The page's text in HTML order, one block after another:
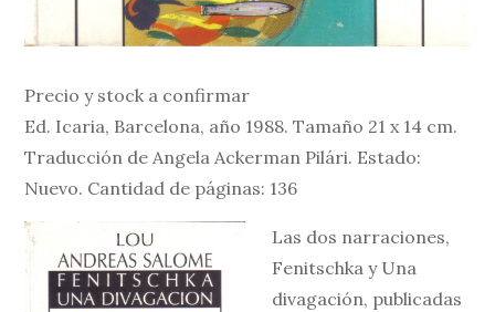
Precio y stock a confirmar
Ed. Icaria, Barcelona, año 1988. Tamaño 21 x 14 cm.
Traducción de Angela Ackerman Pilári. Estado:
Nuevo. Cantidad de páginas: 136
Las dos narraciones,
Fenitschka y Una
divagación, publicadas